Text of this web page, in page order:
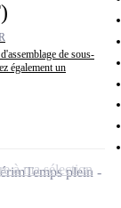
de sous-
également un
Temps plein
à ma sélection